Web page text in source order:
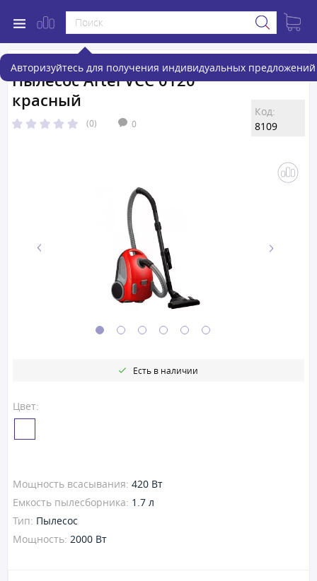
Авторизуйтесь для получения индивидуальных предложений
Пылесос Artel VCC 0120
красный
(0) 0
Код:
8109
Цвет:
Есть в наличии
Мощность всасывания: 420 Вт
Емкость пылесборника: 1.7 л
Тип: Пылесос
Мощность: 2000 Вт